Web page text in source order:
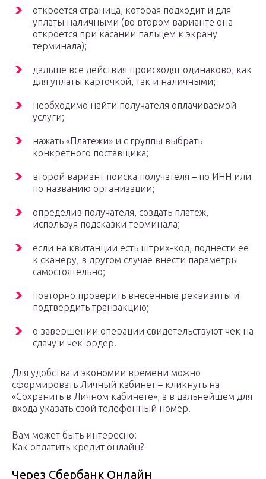
откроется страница, которая подходит и для
уплаты наличными (во втором варианте она
откроется при касании пальцем к экрану
терминала);
дальше все действия происходят одинаково, как
для уплаты карточкой, так и наличными;
необходимо найти получателя оплачиваемой
услуги;
нажать «Платежи» и с группы выбрать
конкретного поставщика;
второй вариант поиска получателя – по ИНН или
по названию организации;
определив получателя, создать платеж,
используя подсказки терминала;
если на квитанции есть штрих-код, поднести ее
к сканеру, в другом случае внести параметры
самостоятельно;
повторно проверить внесенные реквизиты и
подтвердить транзакцию;
о завершении операции свидетельствуют чек на
сдачу и чек-ордер.
Для удобства и экономии времени можно
сформировать Личный кабинет – кликнуть на
«Сохранить в Личном кабинете», а в дальнейшем для
входа указать свой телефонный номер.
Вам может быть интересно:
Как оплатить кредит онлайн?
Через Сбербанк Онлайн